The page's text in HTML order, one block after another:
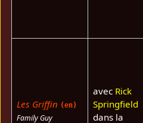
Les Griffin (en)
Family Guy
avec Rick
Springfield
dans la